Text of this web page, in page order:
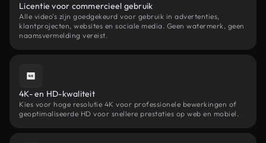
Licentie voor commercieel gebruik
Alle video's zijn goedgekeurd voor gebruik in advertenties,
klantprojecten, websites en sociale media. Geen watermerk, geen
naamsvermelding vereist.
4K- en HD-kwaliteit
Kies voor hoge resolutie 4K voor professionele bewerkingen of
geoptimaliseerde HD voor snellere prestaties op web en mobiel.